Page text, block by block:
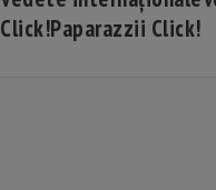
Click!Paparazzii Click!